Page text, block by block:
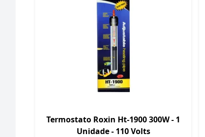
Termostato Roxin Ht-1900 300W - 1
Unidade - 110 Volts